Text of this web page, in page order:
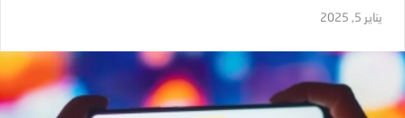
يناير 5, 2025